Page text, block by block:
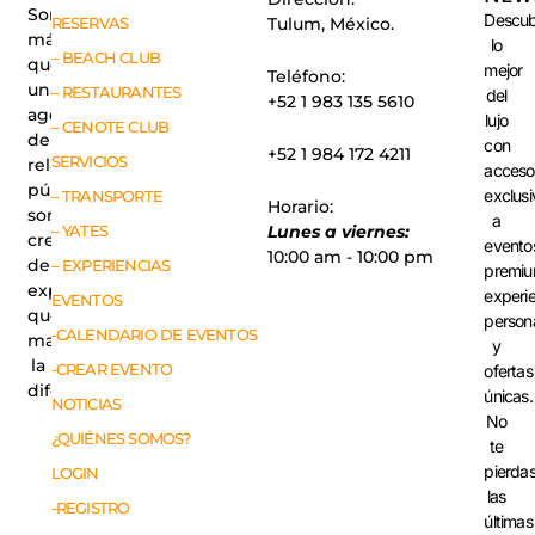
Somos
más
que
una
agencia
de
relaciones
públicas,
somos
creadores
de
experiencias
que
marcan
la
diferencia.
RESERVAS
– BEACH CLUB
– RESTAURANTES
– CENOTE CLUB
SERVICIOS
– TRANSPORTE
– YATES
– EXPERIENCIAS
EVENTOS
-CALENDARIO DE EVENTOS
-CREAR EVENTO
NOTICIAS
¿QUIÉNES SOMOS?
LOGIN
-REGISTRO
Tulum, México.
Teléfono:
+52 1 983 135 5610
+52 1 984 172 4211
Horario:
Lunes a viernes:
10:00 am - 10:00 pm
lo
mejor
del
lujo
con
acceso
a
y
ofertas
únicas.
No
te
pierdas
las
últimas